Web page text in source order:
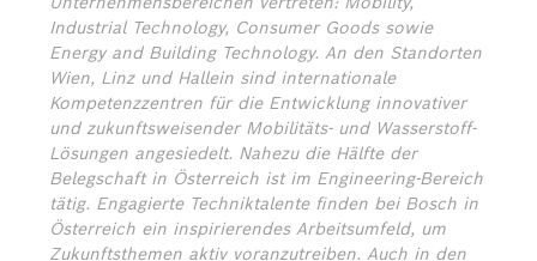
Industrial Technology, Consumer Goods sowie
Energy and Building Technology. An den Standorten
Wien, Linz und Hallein sind internationale
Kompetenzzentren für die Entwicklung innovativer
und zukunftsweisender Mobilitäts- und Wasserstoff-
Lösungen angesiedelt. Nahezu die Hälfte der
Belegschaft in Österreich ist im Engineering-Bereich
tätig. Engagierte Techniktalente finden bei Bosch in
Österreich ein inspirierendes Arbeitsumfeld, um
Zukunftsthemen aktiv voranzutreiben. Auch in den